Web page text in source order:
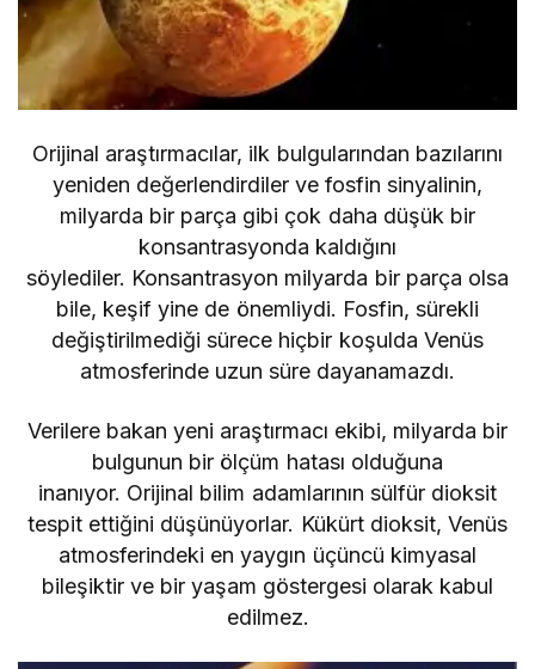
Orijinal araştırmacılar, ilk bulgularından bazılarını
yeniden değerlendirdiler ve fosfin sinyalinin,
milyarda bir parça gibi çok daha düşük bir
konsantrasyonda kaldığını
söylediler. Konsantrasyon milyarda bir parça olsa
bile, keşif yine de önemliydi. Fosfin, sürekli
değiştirilmediği sürece hiçbir koşulda Venüs
atmosferinde uzun süre dayanamazdı.
Verilere bakan yeni araştırmacı ekibi, milyarda bir
bulgunun bir ölçüm hatası olduğuna
inanıyor. Orijinal bilim adamlarının sülfür dioksit
tespit ettiğini düşünüyorlar. Kükürt dioksit, Venüs
atmosferindeki en yaygın üçüncü kimyasal
bileşiktir ve bir yaşam göstergesi olarak kabul
edilmez.